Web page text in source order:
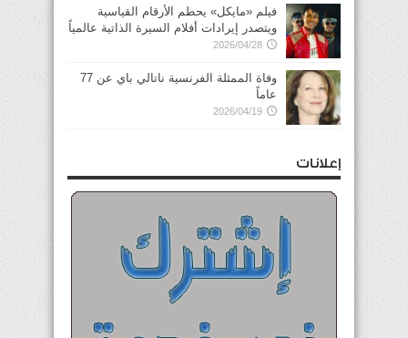
فيلم «مايكل» يحطم الأرقام القياسية
ويتصدر إيرادات أفلام السيرة الذاتية عالمياً
2026/04/28
وفاة الممثلة الفرنسية ناتالي باي عن 77
عاماً
2026/04/19
إعلانات